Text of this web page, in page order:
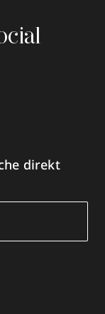
direkt